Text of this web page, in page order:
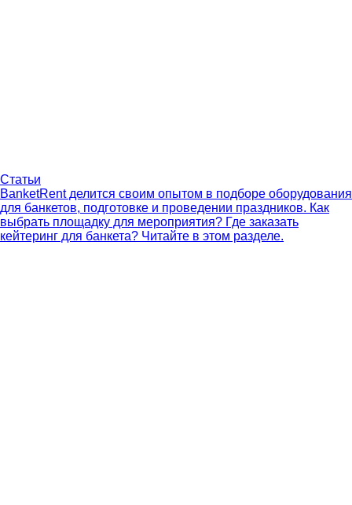
Статьи
BanketRent делится своим опытом в подборе оборудования
для банкетов, подготовке и проведении праздников. Как
выбрать площадку для мероприятия? Где заказать
кейтеринг для банкета? Читайте в этом разделе.